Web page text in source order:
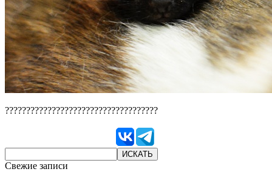
????????????????????????????????????
Свежие записи